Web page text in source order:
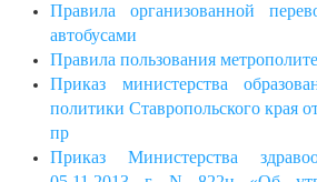
Правила организованной
автобусами
Правила пользования
Приказ министерства
политики Ставропольского края
пр
Приказ Министерства